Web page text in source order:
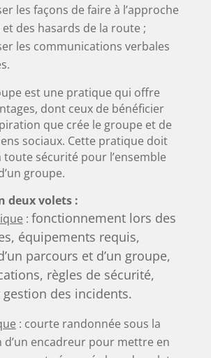
les façons de faire à l’approche
et des hasards de la route ;
les communications verbales
est une pratique qui offre
dont ceux de bénéficier
que crée le groupe et de
sociaux. Cette pratique doit
toute sécurité pour l’ensemble
groupe.
deux volets :
: fonctionnement lors des
équipements requis,
parcours et d’un groupe,
règles de sécurité,
des incidents.
: courte randonnée sous la
d’un encadreur pour mettre en